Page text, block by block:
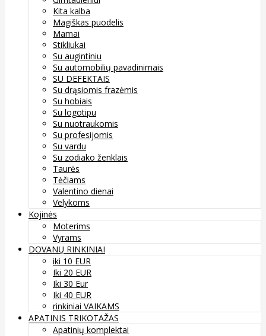
Kita kalba
Magiškas puodelis
Mamai
Stikliukai
Su augintiniu
Su automobilių pavadinimais
SU DEFEKTAIS
Su drąsiomis frazėmis
Su hobiais
Su logotipu
Su nuotraukomis
Su profesijomis
Su vardu
Su zodiako ženklais
Taurės
Tėčiams
Valentino dienai
Velykoms
Kojinės
Moterims
Vyrams
DOVANŲ RINKINIAI
iki 10 EUR
Iki 20 EUR
Iki 30 Eur
Iki 40 EUR
rinkiniai VAIKAMS
APATINIS TRIKOTAŽAS
Apatinių komplektai